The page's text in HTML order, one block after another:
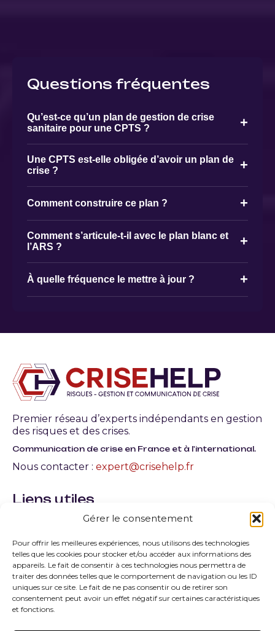
Gérer le consentement
Pour offrir les meilleures expériences, nous utilisons des technologies
telles que les cookies pour stocker et/ou accéder aux informations des
appareils. Le fait de consentir à ces technologies nous permettra de
traiter des données telles que le comportement de navigation ou les ID
uniques sur ce site. Le fait de ne pas consentir ou de retirer son
consentement peut avoir un effet négatif sur certaines caractéristiques
et fonctions.
Questions fréquentes
Qu’est-ce qu’un plan de gestion de crise
sanitaire pour une CPTS ?
+
Une CPTS est-elle obligée d’avoir un plan de
crise ?
+
Comment construire ce plan ? +
Comment s’articule-t-il avec le plan blanc et
l’ARS ?
+
À quelle fréquence le mettre à jour ? +
Premier réseau d’experts indépendants en gestion
des risques et des crises.
Communication de crise en France et à l'international.
Nous contacter : expert@crisehelp.fr
Liens utiles
Qu’est-ce qu’une crise en entreprise ? Définition,
typologie et gestion
Quels sont les facteurs de la crise les plus courants
?
Quelles sont les principales typologies de la crise ?